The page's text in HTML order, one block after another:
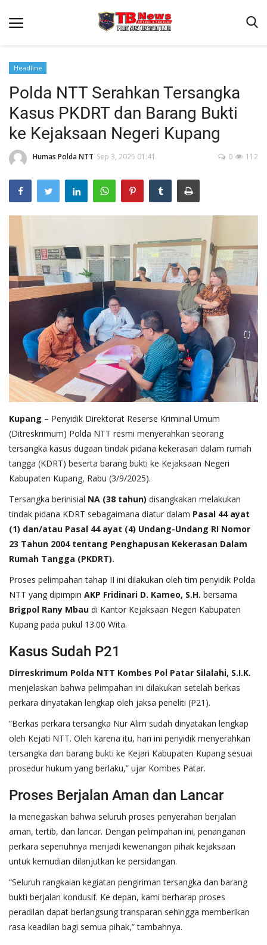
Beranda
Binkam
Terms & Conditions
Reskrim
Lantas
Polisi Kita
Giat Ops
Link Polda NTT
Headline
Polda NTT Serahkan Tersangka
Kasus PKDRT dan Barang Bukti
ke Kejaksaan Negeri Kupang
Humas Polda NTT Sep 3, 2025 01:41 112
0
Kupang – Penyidik Direktorat Reserse Kriminal Umum
(Ditreskrimum) Polda NTT resmi menyerahkan seorang
tersangka kasus dugaan tindak pidana kekerasan dalam rumah
tangga (KDRT) beserta barang bukti ke Kejaksaan Negeri
Kabupaten Kupang, Rabu (3/9/2025).
Tersangka berinisial NA (38 tahun) disangkakan melakukan
tindak pidana KDRT sebagaimana diatur dalam Pasal 44 ayat
(1) dan/atau Pasal 44 ayat (4) Undang-Undang RI Nomor
23 Tahun 2004 tentang Penghapusan Kekerasan Dalam
Rumah Tangga (PKDRT).
Proses pelimpahan tahap II ini dilakukan oleh tim penyidik Polda
NTT yang dipimpin AKP Fridinari D. Kameo, S.H. bersama
Brigpol Rany Mbau di Kantor Kejaksaan Negeri Kabupaten
Kupang pada pukul 13.00 Wita.
Kasus Sudah P21
Dirreskrimum Polda NTT Kombes Pol Patar Silalahi, S.I.K.
menjelaskan bahwa pelimpahan ini dilakukan setelah berkas
perkara dinyatakan lengkap oleh jaksa peneliti (P21).
“Berkas perkara tersangka Nur Alim sudah dinyatakan lengkap
oleh Kejati NTT. Oleh karena itu, hari ini penyidik menyerahkan
tersangka dan barang bukti ke Kejari Kabupaten Kupang sesuai
prosedur hukum yang berlaku,” ujar Kombes Patar.
Proses Berjalan Aman dan Lancar
Ia menegaskan bahwa seluruh proses penyerahan berjalan
aman, tertib, dan lancar. Dengan pelimpahan ini, penanganan
perkara sepenuhnya menjadi kewenangan pihak kejaksaan
untuk kemudian dilanjutkan ke persidangan.
“Seluruh rangkaian kegiatan pengiriman tersangka dan barang
bukti berjalan kondusif. Ke depan, kami berharap proses
peradilan dapat berlangsung transparan sehingga memberikan
rasa keadilan bagi semua pihak,” tambahnya.